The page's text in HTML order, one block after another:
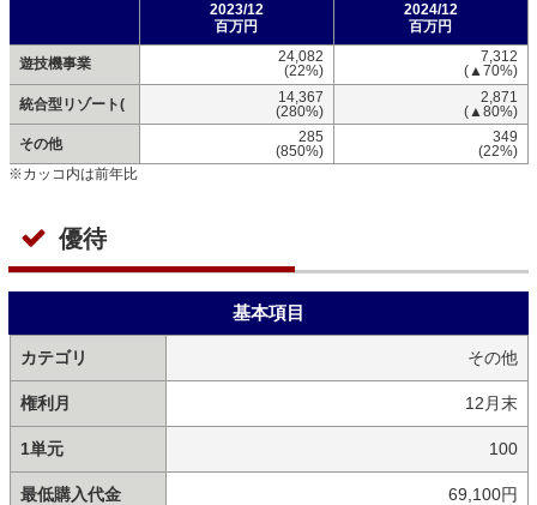
2023/12
百万円
2024/12
百万円
遊技機事業
24,082
(22%)
7,312
(▲70%)
統合型リゾート(
14,367
(280%)
2,871
(▲80%)
その他
285
(850%)
349
(22%)
※カッコ内は前年比
優待
基本項目
カテゴリ その他
権利月 12月末
1単元 100
最低購入代金 69,100円